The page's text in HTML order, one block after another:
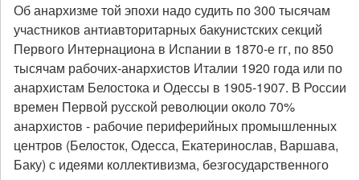
Об анархизме той эпохи надо судить по 300 тысячам
участников антиавторитарных бакунистских секций
Первого Интернациона в Испании в 1870-е гг, по 850
тысячам рабочих-анархистов Италии 1920 года или по
анархистам Белостока и Одессы в 1905-1907. В России
времен Первой русской революции около 70%
анархистов - рабочие периферийных промышленных
центров (Белосток, Одесса, Екатеринослав, Варшава,
Баку) с идеями коллективизма, безгосударственного